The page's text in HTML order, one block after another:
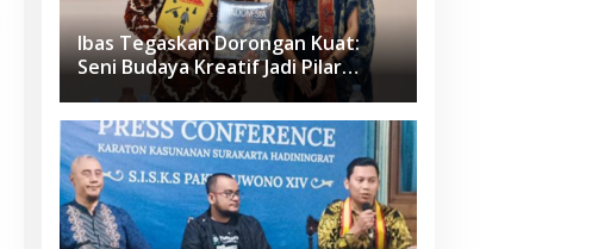
Ibas Tegaskan Dorongan Kuat:
Seni Budaya Kreatif Jadi Pilar
Utama Identitas dan Ekonomi
Nasional